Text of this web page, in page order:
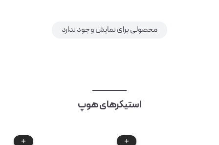
محصولی برای نمایش وجود ندارد
استیکرهای هوپ